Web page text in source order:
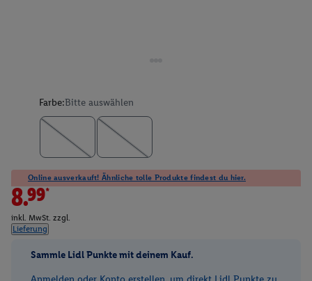
Farbe:Bitte auswählen
Online ausverkauft! Ähnliche tolle Produkte findest du hier.
8.99*
inkl. MwSt. zzgl.
Lieferung
Sammle Lidl Punkte mit deinem Kauf.